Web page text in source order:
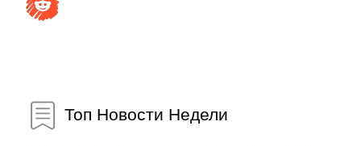
Топ Новости Недели